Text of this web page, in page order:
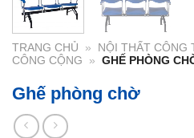
TRANG CHỦ » NỘI THẤT CÔNG
CÔNG CỘNG
» GHẾ PHÒNG
Ghế phòng chờ